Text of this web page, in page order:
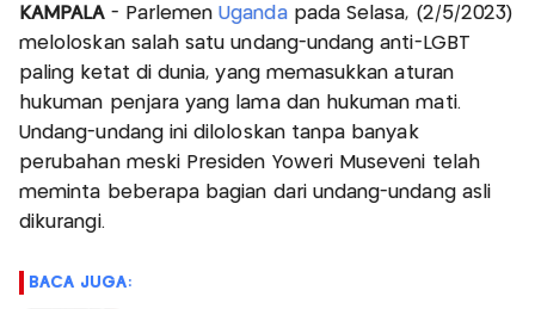
KAMPALA - ParlemenUgandapada Selasa, (2/5/2023)
meloloskan salah satu undang-undang anti-LGBT
paling ketat di dunia, yang memasukkan aturan
hukuman penjara yang lama dan hukuman mati.
Undang-undang ini diloloskan tanpa banyak
perubahan meski Presiden Yoweri Museveni telah
meminta beberapa bagian dari undang-undang asli
dikurangi.
BACA JUGA: